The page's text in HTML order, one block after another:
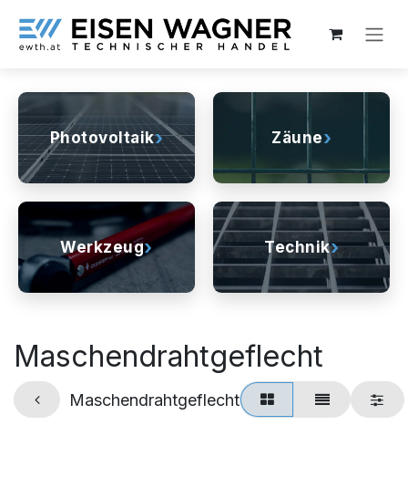
Photovoltaik› Zäune›
Werkzeug› Technik›
Maschendrahtgeflecht
Maschendrahtgeflecht